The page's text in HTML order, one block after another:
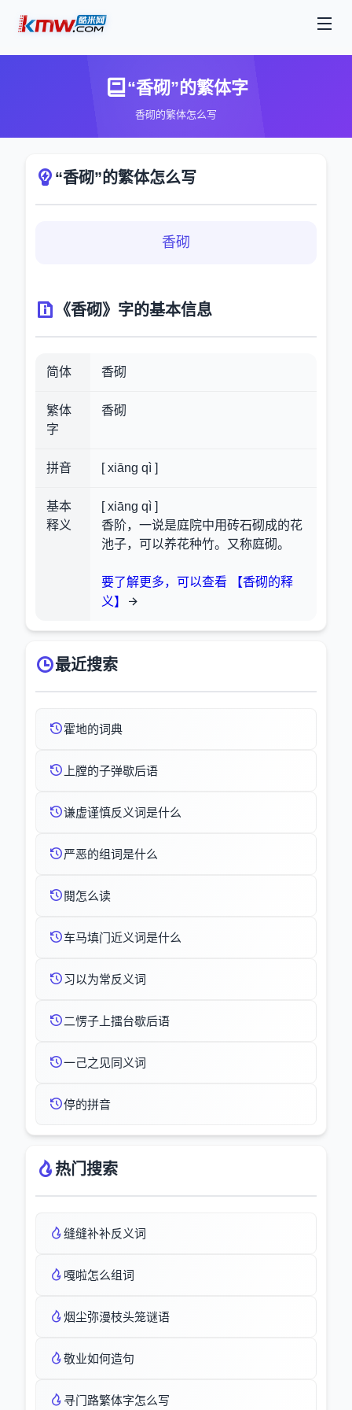
“香砌”的繁体字
香砌的繁体怎么写
“香砌”的繁体怎么写
香砌
《香砌》字的基本信息
简体 香砌
繁体
字
香砌
拼音 [ xiāng qì ]
基本
释义
[ xiāng qì ]
香阶，一说是庭院中用砖石砌成的花
池子，可以养花种竹。又称庭砌。
要了解更多，可以查看 【香砌的释
义】
最近搜索
霍地的词典
上膛的子弹歇后语
谦虚谨慎反义词是什么
严恶的组词是什么
閱怎么读
车马填门近义词是什么
习以为常反义词
二愣子上擂台歇后语
一己之见同义词
停的拼音
热门搜索
缝缝补补反义词
嘎啦怎么组词
烟尘弥漫枝头笼谜语
敬业如何造句
寻门路繁体字怎么写